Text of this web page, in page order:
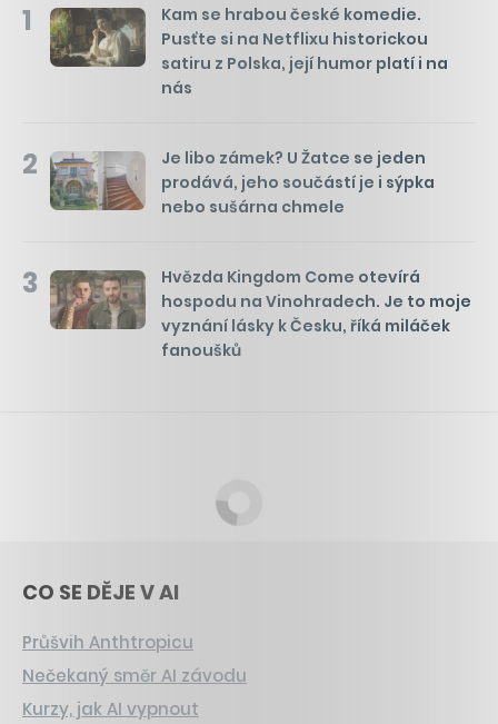
1
Kam se hrabou české komedie.
Pusťte si na Netflixu historickou
satiru z Polska, její humor platí i na
nás
2
Je libo zámek? U Žatce se jeden
prodává, jeho součástí je i sýpka
nebo sušárna chmele
3
Hvězda Kingdom Come otevírá
hospodu na Vinohradech. Je to moje
vyznání lásky k Česku, říká miláček
fanoušků
CO SE DĚJE V AI
Průšvih Anthtropicu
Nečekaný směr AI závodu
Kurzy, jak AI vypnout